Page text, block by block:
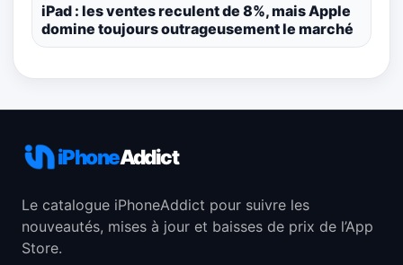
iPad : les ventes reculent de 8%, mais Apple
domine toujours outrageusement le marché
iPhoneAddict
Le catalogue iPhoneAddict pour suivre les
nouveautés, mises à jour et baisses de prix de l’App
Store.